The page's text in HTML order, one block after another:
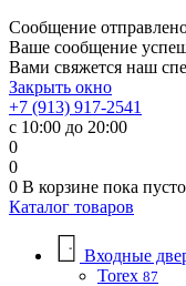
Сообщение
Ваше сообщение
Вами свяжется наш
Закрыть окно
+7 (913) 917-2541
с 10:00 до 20:00
0
0
0 В корзине пока пусто
Каталог товаров
Входные
Torex 87